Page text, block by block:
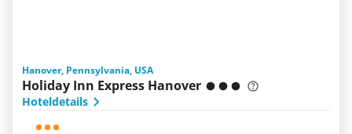
Hanover, Pennsylvania, USA
Holiday Inn Express Hanover
Hoteldetails